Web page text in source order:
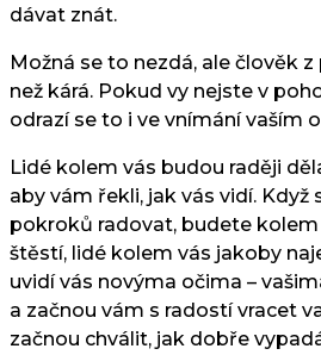
dávat znát.
Možná se to nezdá, ale člověk
než kárá. Pokud vy nejste v
odrazí se to i ve vnímání vaším
Lidé kolem vás budou raději
aby vám řekli, jak vás vidí. Když
pokroků radovat, budete
štěstí, lidé kolem vás jakoby
uvidí vás novýma očima –
a začnou vám s radostí vracet
začnou chválit, jak dobře